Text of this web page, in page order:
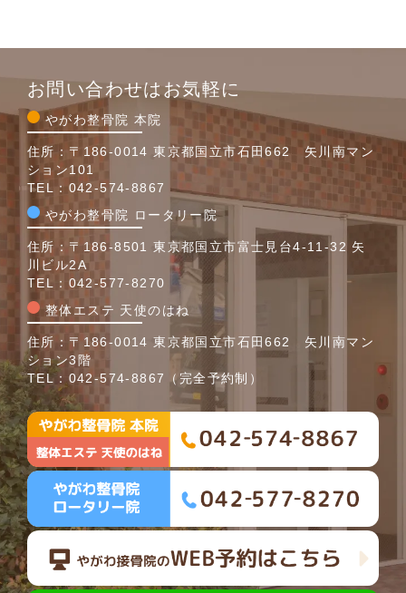
お問い合わせはお気軽に
やがわ整骨院 本院
住所：〒186-0014 東京都国立市石田662 矢川南マン
ション101
TEL： 042-574-8867
やがわ整骨院 ロータリー院
住所：〒186-8501 東京都国立市富士見台4-11-32 矢
川ビル2A
TEL： 042-577-8270
整体エステ 天使のはね
住所：〒186-0014 東京都国立市石田662 矢川南マン
ション3階
TEL： 042-574-8867 （完全予約制）